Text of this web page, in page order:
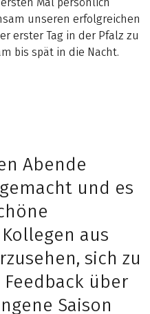
unseren erfolgreichen
erster Tag in der Pfalz zu
bis spät in die Nacht.
Abende
und es
aus
sich zu
über
Saison